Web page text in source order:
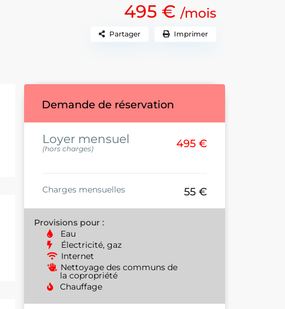
495 € /mois
Partager Imprimer
Demande de réservation
Loyer mensuel
(hors charges) 495 €
Charges mensuelles 55 €
Provisions pour :
Eau
Électricité, gaz
Internet
Nettoyage des communs de
la copropriété
Chauffage